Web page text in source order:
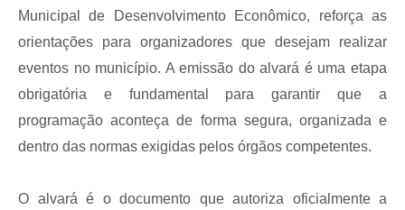
Municipal de Desenvolvimento Econômico, reforça as
orientações para organizadores que desejam realizar
eventos no município. A emissão do alvará é uma etapa
obrigatória e fundamental para garantir que a
programação aconteça de forma segura, organizada e
dentro das normas exigidas pelos órgãos competentes.
O alvará é o documento que autoriza oficialmente a